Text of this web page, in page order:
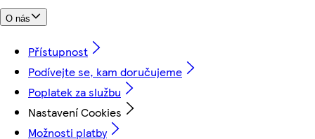
O nás
Přístupnost
Podívejte se, kam doručujeme
Poplatek za službu
Nastavení Cookies
Možnosti platby